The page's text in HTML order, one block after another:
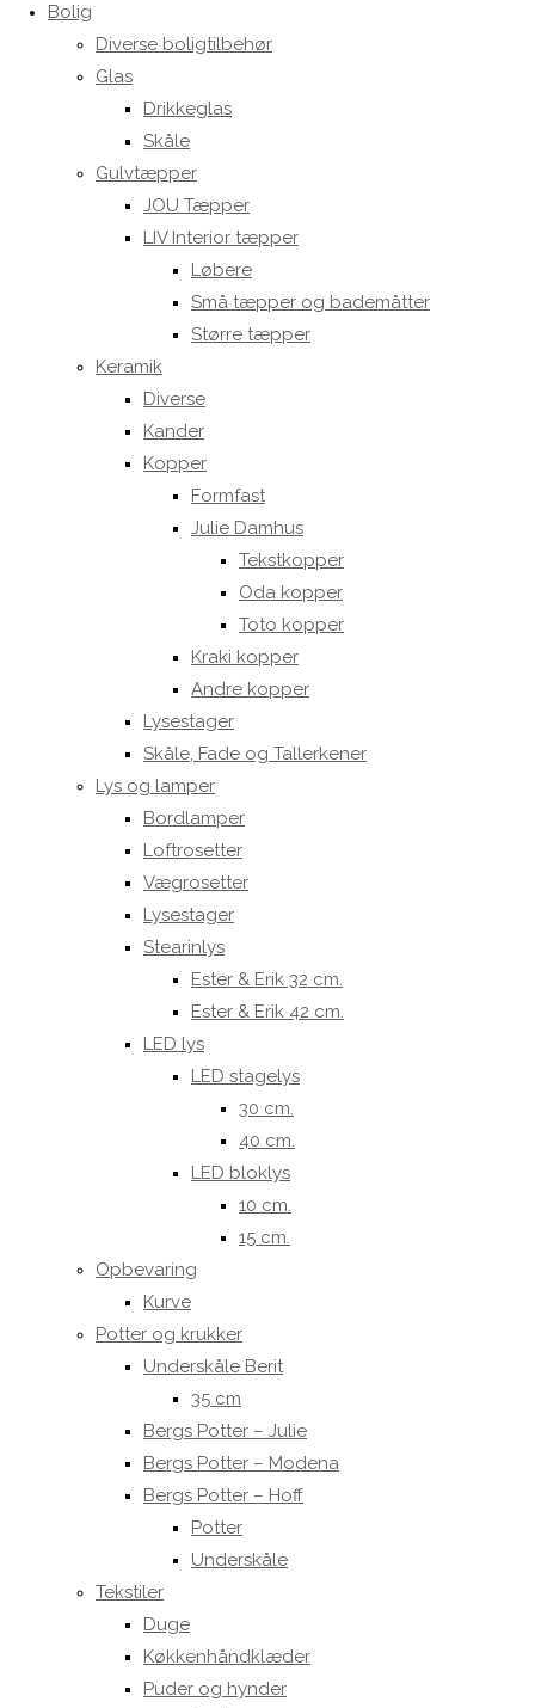
Bolig
Diverse boligtilbehør
Glas
Drikkeglas
Skåle
Gulvtæpper
JOU Tæpper
LIV Interior tæpper
Løbere
Små tæpper og bademåtter
Større tæpper
Keramik
Diverse
Kander
Kopper
Formfast
Julie Damhus
Tekstkopper
Oda kopper
Toto kopper
Kraki kopper
Andre kopper
Lysestager
Skåle, Fade og Tallerkener
Lys og lamper
Bordlamper
Loftrosetter
Vægrosetter
Lysestager
Stearinlys
Ester & Erik 32 cm.
Ester & Erik 42 cm.
LED lys
LED stagelys
30 cm.
40 cm.
LED bloklys
10 cm.
15 cm.
Opbevaring
Kurve
Potter og krukker
Underskåle Berit
35 cm
Bergs Potter – Julie
Bergs Potter – Modena
Bergs Potter – Hoff
Potter
Underskåle
Tekstiler
Duge
Køkkenhåndklæder
Puder og hynder